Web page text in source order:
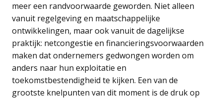
meer een randvoorwaarde geworden. Niet alleen
vanuit regelgeving en maatschappelijke
ontwikkelingen, maar ook vanuit de dagelijkse
praktijk: netcongestie en financieringsvoorwaarden
maken dat ondernemers gedwongen worden om
anders naar hun exploitatie en
toekomstbestendigheid te kijken. Een van de
grootste knelpunten van dit moment is de druk op